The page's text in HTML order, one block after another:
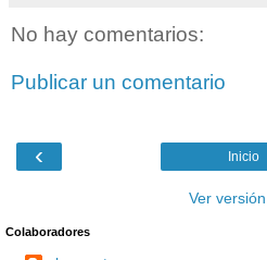
No hay comentarios:
Publicar un comentario
‹ Inicio
Ver
Colaboradores